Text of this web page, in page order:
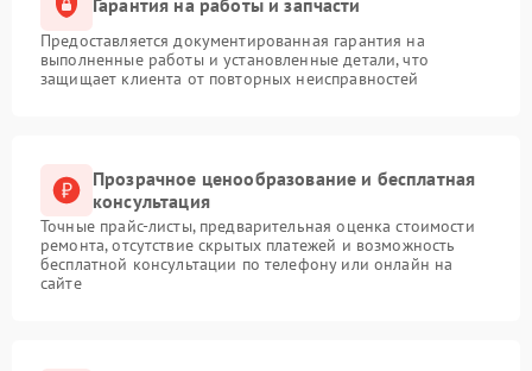
Предоставляется документированная гарантия на
выполненные работы и установленные детали, что
защищает клиента от повторных неисправностей
Прозрачное ценообразование и бесплатная
консультация
Точные прайс-листы, предварительная оценка стоимости
ремонта, отсутствие скрытых платежей и возможность
бесплатной консультации по телефону или онлайн на
сайте